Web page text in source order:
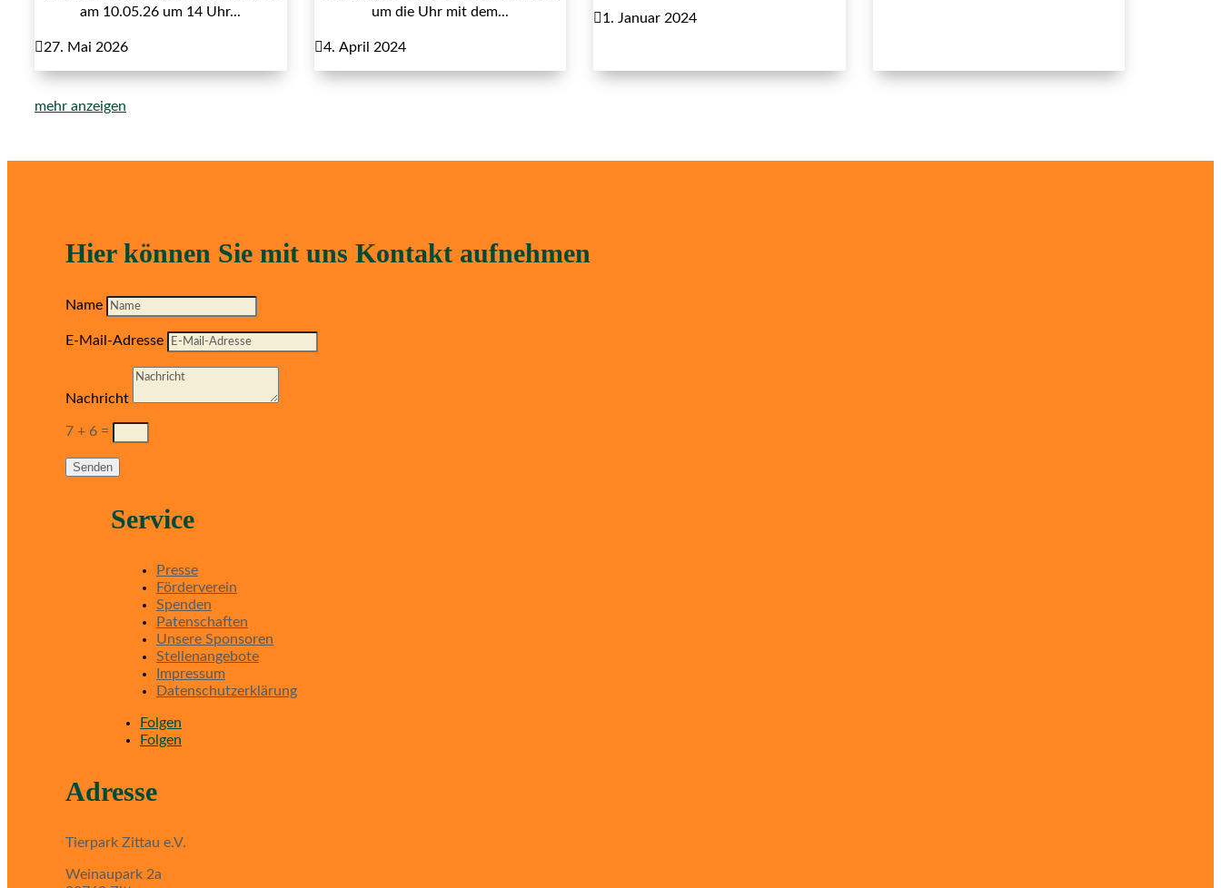
am 10.05.26 um 14 Uhr...
27. Mai 2026
um die Uhr mit dem...
4. April 2024
1. Januar 2024
mehr anzeigen
Hier können Sie mit uns Kontakt aufnehmen
Name
E-Mail-Adresse
Nachricht
7 + 6 =
Senden
Service
Presse
Förderverein
Spenden
Patenschaften
Unsere Sponsoren
Stellenangebote
Impressum
Datenschutzerklärung
Folgen
Folgen
Adresse
Tierpark Zittau e.V.
Weinaupark 2a